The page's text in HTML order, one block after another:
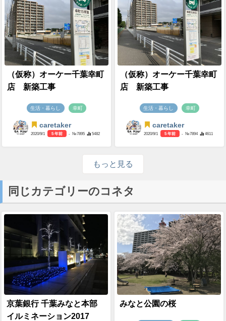
（仮称）オーケー千葉幸町
店 新築工事
生活・暮らし 幸町
caretaker
2020/9/1 5 年前 - №7895 5482
（仮称）オーケー千葉幸町
店 新築工事
生活・暮らし 幸町
caretaker
2020/9/1 5 年前 - №7894 4611
もっと見る
同じカテゴリーのコネタ
京葉銀行 千葉みなと本部
イルミネーション2017
みなと公園の桜